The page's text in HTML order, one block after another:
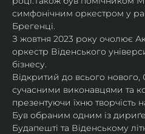
симфонічним оркестром у
Брегенці.
З жовтня 2023 року очолює
оркестр Віденського
бізнесу.
Відкритий до всього
сучасними виконавцями та
презентуючи їхню творчість
Був обраним одним із
Будапешті та Віденському